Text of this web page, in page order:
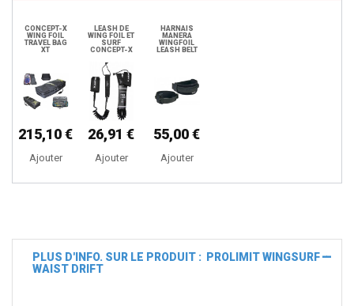
CONCEPT-X
WING FOIL
TRAVEL BAG
XT
215,10 €
Ajouter
LEASH DE
WING FOIL ET
SURF
CONCEPT-X
26,91 €
Ajouter
HARNAIS
MANERA
WINGFOIL
LEASH BELT
55,00 €
Ajouter
PLUS D'INFO. SUR LE PRODUIT : PROLIMIT WINGSURF
WAIST DRIFT